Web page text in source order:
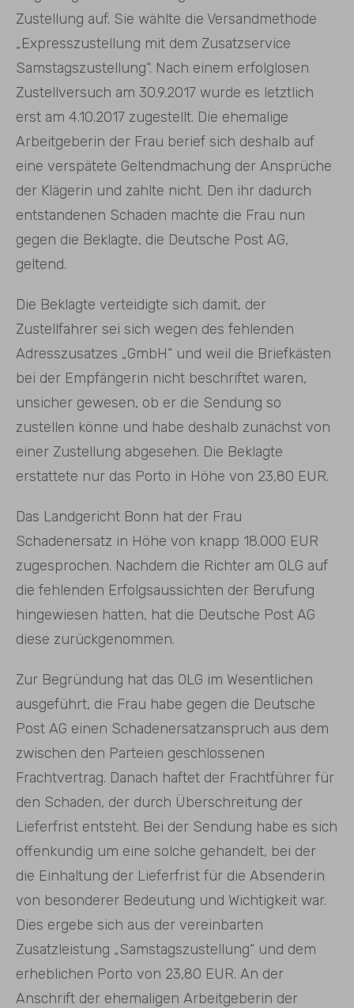
Zustellung auf. Sie wählte die Versandmethode
„Expresszustellung mit dem Zusatzservice
Samstagszustellung“. Nach einem erfolglosen
Zustellversuch am 30.9.2017 wurde es letztlich
erst am 4.10.2017 zugestellt. Die ehemalige
Arbeitgeberin der Frau berief sich deshalb auf
eine verspätete Geltendmachung der Ansprüche
der Klägerin und zahlte nicht. Den ihr dadurch
entstandenen Schaden machte die Frau nun
gegen die Beklagte, die Deutsche Post AG,
geltend.
Die Beklagte verteidigte sich damit, der
Zustellfahrer sei sich wegen des fehlenden
Adresszusatzes „GmbH“ und weil die Briefkästen
bei der Empfängerin nicht beschriftet waren,
unsicher gewesen, ob er die Sendung so
zustellen könne und habe deshalb zunächst von
einer Zustellung abgesehen. Die Beklagte
erstattete nur das Porto in Höhe von 23,80 EUR.
Das Landgericht Bonn hat der Frau
Schadenersatz in Höhe von knapp 18.000 EUR
zugesprochen. Nachdem die Richter am OLG auf
die fehlenden Erfolgsaussichten der Berufung
hingewiesen hatten, hat die Deutsche Post AG
diese zurückgenommen.
Zur Begründung hat das OLG im Wesentlichen
ausgeführt, die Frau habe gegen die Deutsche
Post AG einen Schadenersatzanspruch aus dem
zwischen den Parteien geschlossenen
Frachtvertrag. Danach haftet der Frachtführer für
den Schaden, der durch Überschreitung der
Lieferfrist entsteht. Bei der Sendung habe es sich
offenkundig um eine solche gehandelt, bei der
die Einhaltung der Lieferfrist für die Absenderin
von besonderer Bedeutung und Wichtigkeit war.
Dies ergebe sich aus der vereinbarten
Zusatzleistung „Samstagszustellung“ und dem
erheblichen Porto von 23,80 EUR. An der
Anschrift der ehemaligen Arbeitgeberin der